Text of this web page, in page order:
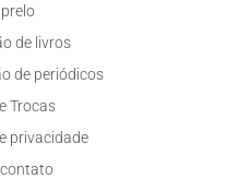
de livros
de periódicos
Trocas
privacidade